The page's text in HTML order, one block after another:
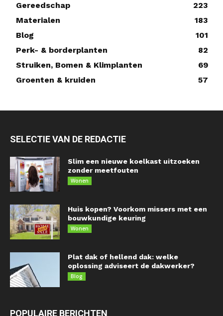
Gereedschap
223
Materialen
183
Blog
101
Perk- & borderplanten
82
Struiken, Bomen & Klimplanten
69
Groenten & kruiden
57
SELECTIE VAN DE REDACTIE
Slim een nieuwe koelkast uitzoeken
zonder meetfouten
Wonen
Huis kopen? Voorkom missers met een
bouwkundige keuring
Wonen
Plat dak of hellend dak: welke
oplossing adviseert de dakwerker?
Blog
POPULAIRE BERICHTEN